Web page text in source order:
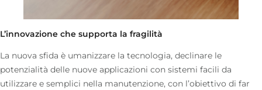
L’innovazione che supporta la fragilità
La nuova sfida è umanizzare la tecnologia, declinare le
potenzialità delle nuove applicazioni con sistemi facili da
utilizzare e semplici nella manutenzione, con l’obiettivo di far